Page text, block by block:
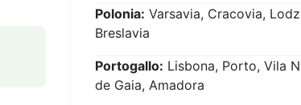
Polonia: Varsavia, Cracovia,
Breslavia
Portogallo: Lisbona, Porto, Vila
de Gaia, Amadora